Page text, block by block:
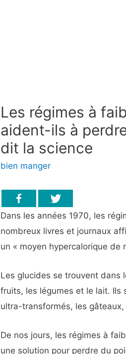
Les régimes à
aident-ils à
dit la science
bien manger
Dans les années 1970, les
nombreux livres et journaux
un « moyen hypercalorique de
Les glucides se trouvent dans
fruits, les légumes et le lait.
ultra-transformés, les
De nos jours, les régimes à
une solution pour perdre du